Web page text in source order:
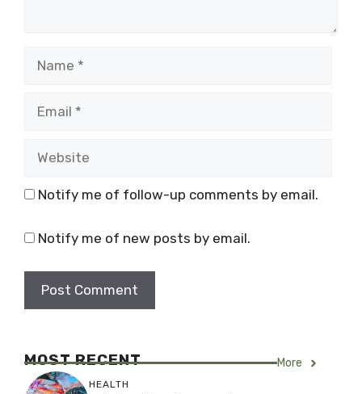
Notify me of follow-up comments by email.
Notify me of new posts by email.
MOST RECENT More
HEALTH